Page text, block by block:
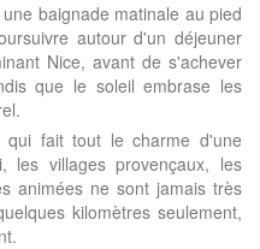
baignade matinale au pied
autour d'un déjeuner
Nice, avant de s'achever
que le soleil embrase les
qui fait tout le charme d'une
les villages provençaux, les
animées ne sont jamais très
kilomètres seulement,